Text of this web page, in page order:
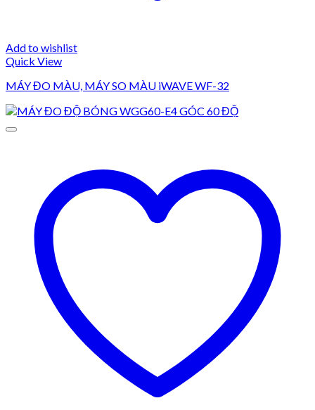
Add to wishlist
Quick View
MÁY ĐO MÀU, MÁY SO MÀU iWAVE WF-32